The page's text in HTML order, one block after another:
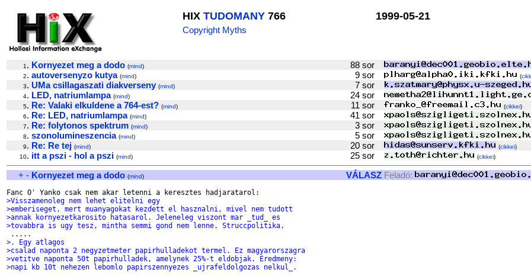
HIX TUDOMANY 766
Copyright Myths
1999-05-21
1 . Kornyezet meg a dodo (mind) 88 sor
2. autoversenyzo kutya (mind) 9 sor (
3. UMa csillagaszati diakverseny (mind) 7 sor
4. LED, natriumlampa (mind) 24 sor
5. Re: Valaki elkuldene a 764-est? (mind) 11 sor (cikkei)
6. Re: LED, natriumlampa (mind) 41 sor
7. Re: folytonos spektrum (mind) 3 sor
8. szonolumineszencia (mind) 5 sor
9. Re: Re tej (mind) 20 sor (cikkei)
10. itt a pszi - hol a pszi (mind) 25 sor (cikkei)
+ - Kornyezet meg a dodo (mind) VÁLASZ Feladó:
>Visszamenoleg nem lehet elitelni egy
>emberiseget, mert muanyagokat kezdett el hasznalni, mivel nem tudott
>annak kornyezetkarosito hatasarol. Jeleneleg viszont mar _tud_ es
>tovabbra is ugy tesz, mintha semmi gond nem lenne. Struccpolitika.
>. Egy atlagos
>csalad naponta 2 negyzetmeter papirhulladekot termel. Ez magyarorszagra
>vetitve naponta 50t papirhulladek, amelynek 25%-t eldobjak. Eredmeny:
>napi kb 10t nehezen lebomlo papirszennyezes _ujrafeldolgozas nelkul_.